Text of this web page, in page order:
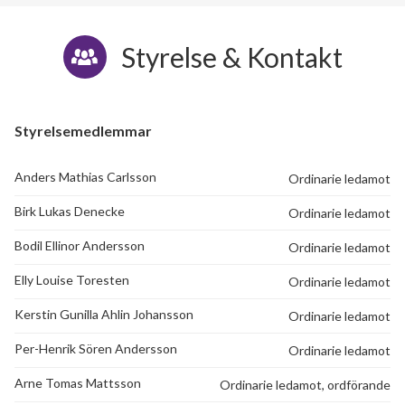
Styrelse & Kontakt
Styrelsemedlemmar
Anders Mathias Carlsson Ordinarie ledamot
Birk Lukas Denecke Ordinarie ledamot
Bodil Ellinor Andersson Ordinarie ledamot
Elly Louise Toresten Ordinarie ledamot
Kerstin Gunilla Ahlin Johansson Ordinarie ledamot
Per-Henrik Sören Andersson Ordinarie ledamot
Arne Tomas Mattsson Ordinarie ledamot, ordförande